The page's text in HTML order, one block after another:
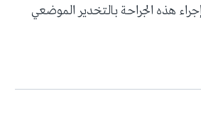
هذه الجراحة بالتخدير الموضعي